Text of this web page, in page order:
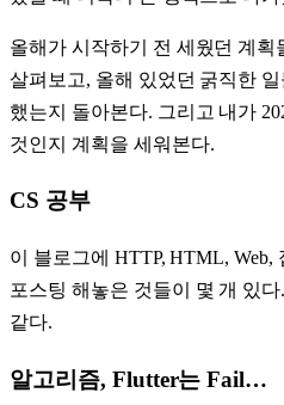
올해가 시작하기 전 세웠던 계획
살펴보고, 올해 있었던 굵직한
했는지 돌아본다. 그리고 내가
것인지 계획을 세워본다.
CS 공부
이 블로그에 HTTP, HTML, Web,
포스팅 해놓은 것들이 몇 개 있
같다.
알고리즘, Flutter는 Fail…